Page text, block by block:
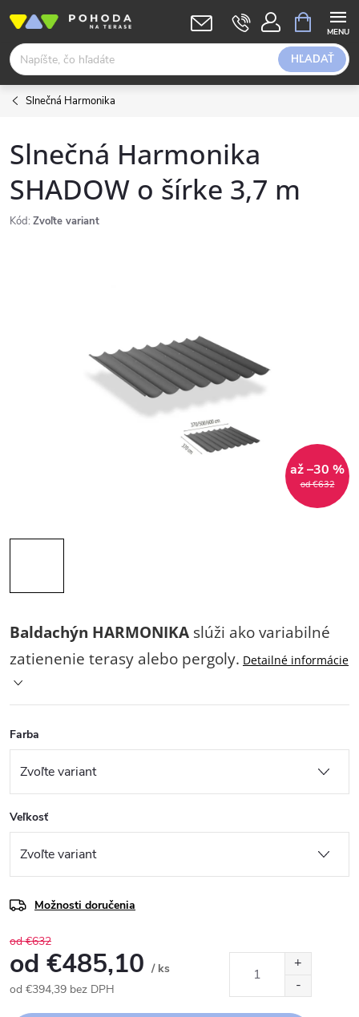
obsah
HĽADAŤ
KOŠÍK
Slnečná Harmonika
Slnečná Harmonika
SHADOW o šírke 3,7 m
Kód: Zvoľte variant
od €632
až –30 %
Baldachýn HARMONIKA slúži ako variabilné
zatienenie terasy alebo pergoly. Detailné informácie
Farba
Veľkosť
Možnosti doručenia
od €632
od €485,10 / ks
od €394,39 bez DPH